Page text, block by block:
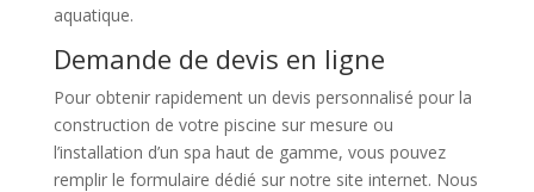
aquatique.
Demande de devis en ligne
Pour obtenir rapidement un devis personnalisé pour la
construction de votre piscine sur mesure ou
l’installation d’un spa haut de gamme, vous pouvez
remplir le formulaire dédié sur notre site internet. Nous